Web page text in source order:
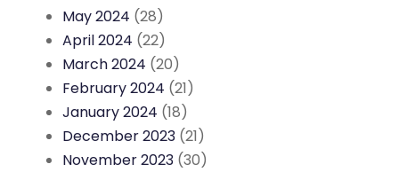
May 2024 (28)
April 2024 (22)
March 2024 (20)
February 2024 (21)
January 2024 (18)
December 2023 (21)
November 2023 (30)